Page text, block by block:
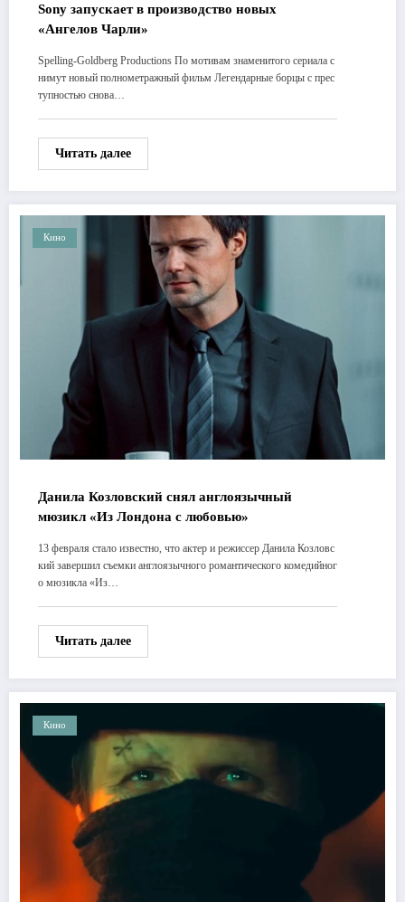
Sony запускает в производство новых
«Ангелов Чарли»
Spelling-Goldberg Productions По мотивам знаменитого сериала с
нимут новый полнометражный фильм Легендарные борцы с прес
тупностью снова…
Читать далее
Кино
Данила Козловский снял англоязычный
мюзикл «Из Лондона с любовью»
13 февраля стало известно, что актер и режиссер Данила Козловс
кий завершил съемки англоязычного романтического комедийног
о мюзикла «Из…
Читать далее
Кино